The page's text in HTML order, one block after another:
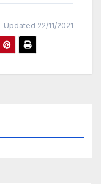
Updated 22/11/2021